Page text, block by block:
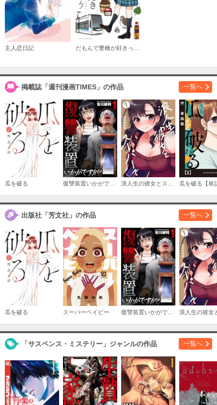
必要ポイント： 120
必要ポイント：120
購入する
１３
必要ポイント： 120
購入する
１４
必要ポイント：120
１５
必要ポイント： 120
購入する
１６
必要ポイント：100
購入する
１７
必要ポイント： 100
購入する
１８
必要ポイント：100
主人恋日記 だもんで豊橋が好きって言っとるじゃん！
掲載誌「週刊漫画TIMES」の作品 一覧へ
瓜を破る 復讐装置いかがですか？【単行本版】 浪人生の彼女とスーパーで 瓜を破る【単
出版社「芳文社」の作品 一覧へ
瓜を破る スーパーベイビー
「サスペンス・ミステリー」ジャンルの作品 一覧へ